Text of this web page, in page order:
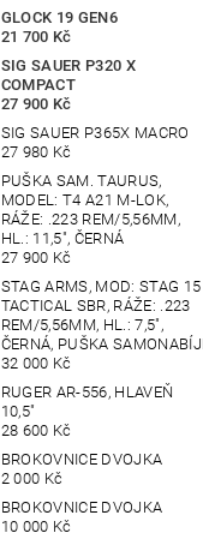
GLOCK 19 GEN6
21 700 Kč
SIG SAUER P320 X
COMPACT
27 900 Kč
SIG SAUER P365X MACRO
27 980 Kč
PUŠKA SAM. TAURUS,
MODEL: T4 A21 M-LOK,
RÁŽE: .223 REM/5,56MM,
HL.: 11,5", ČERNÁ
27 900 Kč
STAG ARMS, MOD: STAG 15
TACTICAL SBR, RÁŽE: .223
REM/5,56MM, HL.: 7,5",
ČERNÁ, PUŠKA
32 000 Kč
RUGER AR-556, HLAVEŇ
10,5"
28 600 Kč
BROKOVNICE DVOJKA
2 000 Kč
BROKOVNICE DVOJKA
10 000 Kč